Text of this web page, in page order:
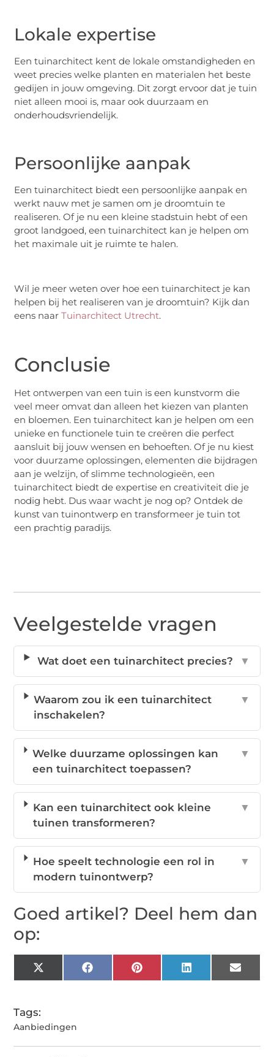
Lokale expertise
Een tuinarchitect kent de lokale omstandigheden en
weet precies welke planten en materialen het beste
gedijen in jouw omgeving. Dit zorgt ervoor dat je tuin
niet alleen mooi is, maar ook duurzaam en
onderhoudsvriendelijk.
Persoonlijke aanpak
Een tuinarchitect biedt een persoonlijke aanpak en
werkt nauw met je samen om je droomtuin te
realiseren. Of je nu een kleine stadstuin hebt of een
groot landgoed, een tuinarchitect kan je helpen om
het maximale uit je ruimte te halen.
Wil je meer weten over hoe een tuinarchitect je kan
helpen bij het realiseren van je droomtuin? Kijk dan
eens naarTuinarchitect Utrecht.
Conclusie
Het ontwerpen van een tuin is een kunstvorm die
veel meer omvat dan alleen het kiezen van planten
en bloemen. Een tuinarchitect kan je helpen om een
unieke en functionele tuin te creëren die perfect
aansluit bij jouw wensen en behoeften. Of je nu kiest
voor duurzame oplossingen, elementen die bijdragen
aan je welzijn, of slimme technologieën, een
tuinarchitect biedt de expertise en creativiteit die je
nodig hebt. Dus waar wacht je nog op? Ontdek de
kunst van tuinontwerp en transformeer je tuin tot
een prachtig paradijs.
Veelgestelde vragen
Wat doet een tuinarchitect precies? ▼
Waarom zou ik een tuinarchitect
inschakelen?
▼
Welke duurzame oplossingen kan
een tuinarchitect toepassen?
▼
Kan een tuinarchitect ook kleine
tuinen transformeren?
▼
Hoe speelt technologie een rol in
modern tuinontwerp?
▼
Goed artikel? Deel hem dan
op:
X
(Twitter)
FacebookPinterestLinkedIn Email
Tags:
Aanbiedingen